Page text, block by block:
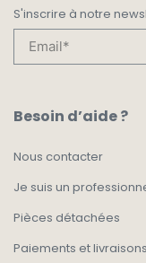
S'inscrire à notre
Besoin d’aide ?
Nous contacter
Je suis un
Pièces détachées
Paiements et livraisons